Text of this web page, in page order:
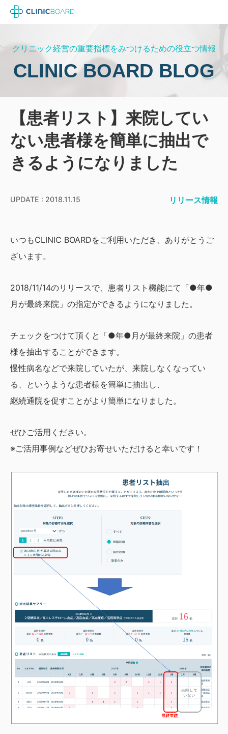
クリニック経営の重要指標をみつけるための役立つ情報
CLINIC BOARD BLOG
【患者リスト】来院してい
ない患者様を簡単に抽出で
きるようになりました
UPDATE : 2018.11.15 リリース情報
いつもCLINIC BOARDをご利用いただき、ありがとうご
ざいます。
2018/11/14のリリースで、患者リスト機能にて「●年●
月が最終来院」の指定ができるようになりました。
チェックをつけて頂くと「●年●月が最終来院」の患者
様を抽出することができます。
慢性病名などで来院していたが、来院しなくなってい
る、というような患者様を簡単に抽出し、
継続通院を促すことがより簡単になりました。
ぜひご活用ください。
※ご活用事例などぜひお寄せいただけると幸いです！